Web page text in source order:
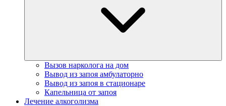
Вызов нарколога на дом
Вывод из запоя амбулаторно
Вывод из запоя в стационаре
Капельница от запоя
Лечение алкоголизма